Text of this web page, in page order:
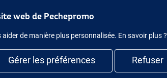
de Pêche
web de Pechepromo
de manière plus personnalisée. En savoir plus ?
Gérer les préférences Refuser